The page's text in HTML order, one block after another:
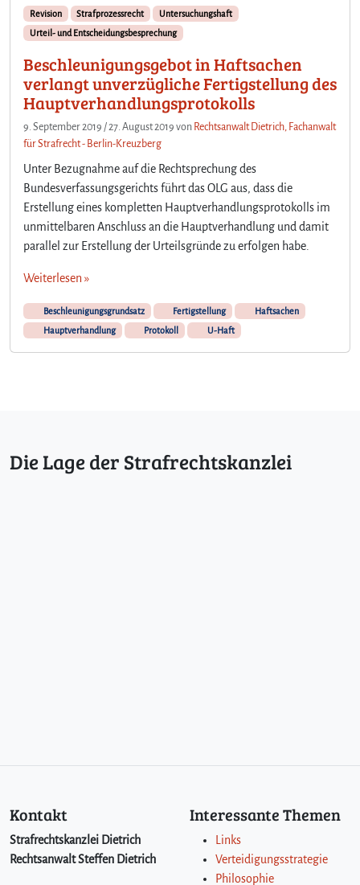
Revision Strafprozessrecht
Untersuchungshaft
Urteil- und Entscheidungsbesprechung
Beschleunigungsgebot in Haftsachen
verlangt unverzügliche Fertigstellung des
Hauptverhandlungsprotokolls
9. September 2019 /27. August 2019 von Rechtsanwalt Dietrich, Fachanwalt
für Strafrecht - Berlin-Kreuzberg
Unter Bezugnahme auf die Rechtsprechung des
Bundesverfassungsgerichts führt das OLG aus, dass die
Erstellung eines kompletten Hauptverhandlungsprotokolls im
unmittelbaren Anschluss an die Hauptverhandlung und damit
parallel zur Erstellung der Urteilsgründe zu erfolgen habe.
Weiterlesen »
Beschleunigungsgrundsatz Fertigstellung
Haftsachen
Hauptverhandlung
Protokoll U-Haft
Die Lage der Strafrechtskanzlei
Kontakt
Strafrechtskanzlei Dietrich
Rechtsanwalt Steffen Dietrich
Interessante Themen
Links
Verteidigungsstrategie
Philosophie